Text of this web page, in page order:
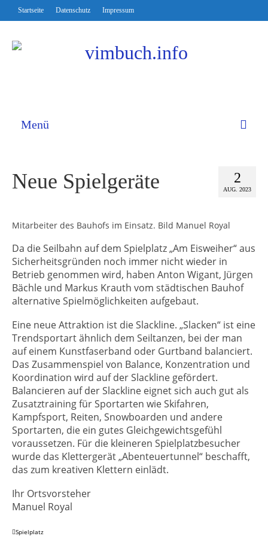
Startseite Datenschutz Impressum
Menü
2
AUG. 2023
Neue Spielgeräte
Mitarbeiter des Bauhofs im Einsatz. Bild Manuel Royal
Da die Seilbahn auf dem Spielplatz „Am Eisweiher“ aus
Sicherheitsgründen noch immer nicht wieder in
Betrieb genommen wird, haben Anton Wigant, Jürgen
Bächle und Markus Krauth vom städtischen Bauhof
alternative Spielmöglichkeiten aufgebaut.
Eine neue Attraktion ist die Slackline. „Slacken“ ist eine
Trendsportart ähnlich dem Seiltanzen, bei der man
auf einem Kunstfaserband oder Gurtband balanciert.
Das Zusammenspiel von Balance, Konzentration und
Koordination wird auf der Slackline gefördert.
Balancieren auf der Slackline eignet sich auch gut als
Zusatztraining für Sportarten wie Skifahren,
Kampfsport, Reiten, Snowboarden und andere
Sportarten, die ein gutes Gleichgewichtsgefühl
voraussetzen. Für die kleineren Spielplatzbesucher
wurde das Klettergerät „Abenteuertunnel“ beschafft,
das zum kreativen Klettern einlädt.
Ihr Ortsvorsteher
Manuel Royal
Spielplatz